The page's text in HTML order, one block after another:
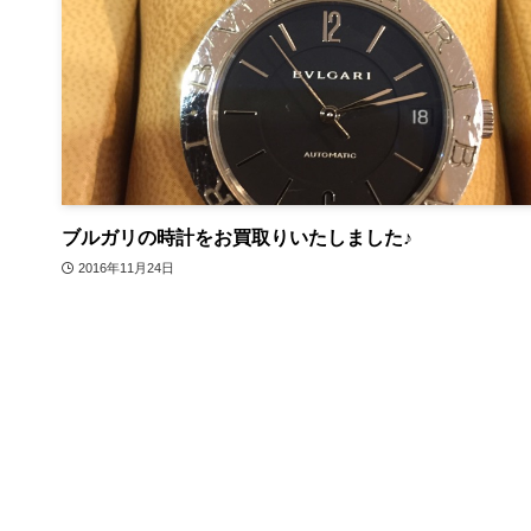
ブルガリの時計をお買取りいたしました♪
2016年11月24日